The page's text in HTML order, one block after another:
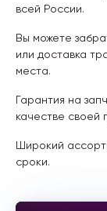
всей России.
Вы можете
или доставка
места.
Гарантия на
качестве своей
Широкий
сроки.